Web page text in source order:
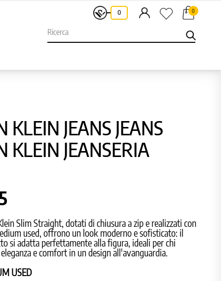
- 0 0
KLEIN JEANS JEANS
KLEIN JEANSERIA
Slim Straight, dotati di chiusura a zip e realizzati con
used, offrono un look moderno e sofisticato: il
si adatta perfettamente alla figura, ideali per chi
e comfort in un design all'avanguardia.
USED